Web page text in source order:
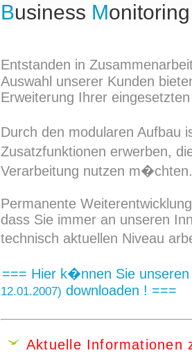
Business M
Entstanden in
Auswahl unserer Kunden
Erweiterung Ihrer
Durch den modularen Aufbau
Zusatzfunktionen erwerben,
Verarbeitung nutzen m�chten.
Permanente
dass Sie immer an unseren
technisch aktuellen Niveau
=== Hier k�nnen Sie
12.01.2007) downloaden ! ===
Aktuelle Informationen